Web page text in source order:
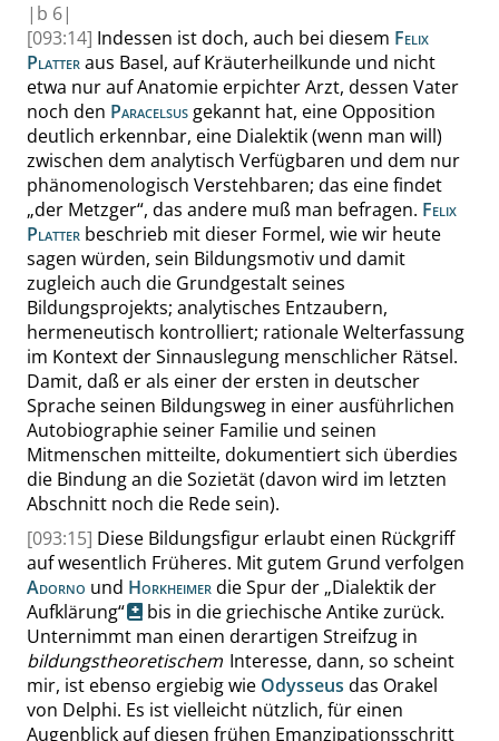
| b 6|
[093:14] Indessen ist doch, auch bei diesem Felix
Platteraus Basel, auf Kräuterheilkunde und nicht
etwa nur auf Anatomie erpichter Arzt, dessen Vater
noch den Paracelsus gekannt hat, eine Opposition
deutlich erkennbar, eine Dialektik (wenn man will)
zwischen dem analytisch Verfügbaren und dem nur
phänomenologisch Verstehbaren; das eine findet
„der Metzger“, das andere muß man befragen. Felix
Platter beschrieb mit dieser Formel, wie wir heute
sagen würden, sein Bildungsmotiv und damit
zugleich auch die Grundgestalt seines
Bildungsprojekts; analytisches Entzaubern,
hermeneutisch kontrolliert; rationale Welterfassung
im Kontext der Sinnauslegung menschlicher Rätsel.
Damit, daß er als einer der ersten in deutscher
Sprache seinen Bildungsweg in einer ausführlichen
Autobiographie seiner Familie und seinen
Mitmenschen mitteilte, dokumentiert sich überdies
die Bindung an die Sozietät (davon wird im letzten
Abschnitt noch die Rede sein).
[093:15] Diese Bildungsfigur erlaubt einen Rückgriff
auf wesentlich Früheres. Mit gutem Grund verfolgen
Adorno und Horkheimerdie Spur der „Dialektik der
Aufklärung“
bis in die griechische Antike zurück.
Unternimmt man einen derartigen Streifzug in
bildungstheoretischem Interesse, dann, so scheint
mir, ist ebenso ergiebig wie Odysseus das Orakel
von Delphi. Es istvielleicht nützlich, für einen
Augenblick auf diesen frühen Emanzipationsschritt